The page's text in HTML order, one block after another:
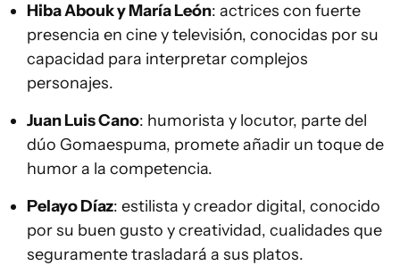
Hiba Abouk y María León: actrices con fuerte
presencia en cine y televisión, conocidas por su
capacidad para interpretar complejos
personajes.
Juan Luis Cano: humorista y locutor, parte del
dúo Gomaespuma, promete añadir un toque de
humor a la competencia.
Pelayo Díaz: estilista y creador digital, conocido
por su buen gusto y creatividad, cualidades que
seguramente trasladará a sus platos.